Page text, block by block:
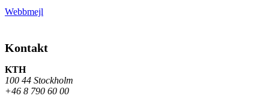
Webbmejl
Kontakt
KTH
100 44 Stockholm
+46 8 790 60 00